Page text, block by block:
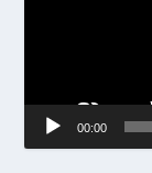
00:00